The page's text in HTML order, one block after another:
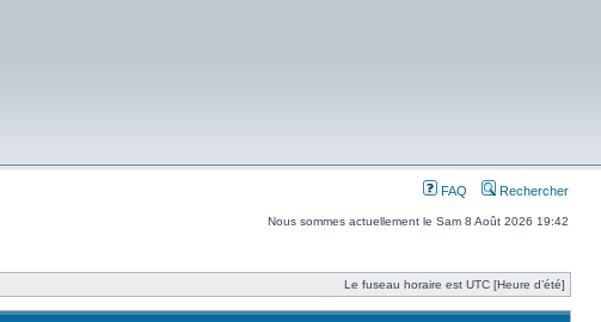
FAQ Rechercher
Nous sommes actuellement le Sam 8 Août 2026 19:42
Le fuseau horaire est UTC [Heure d’été]